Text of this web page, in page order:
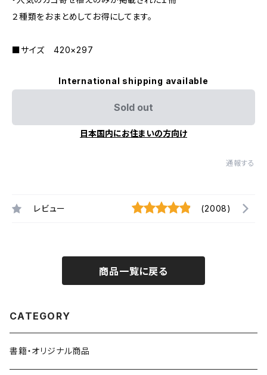
２種類をおまとめしてお得にしてます。
■サイズ 420×297
International shipping available
Sold out
日本国内にお住まいの方向け
通報する
レビュー (2008)
商品一覧に戻る
CATEGORY
書籍・オリジナル商品